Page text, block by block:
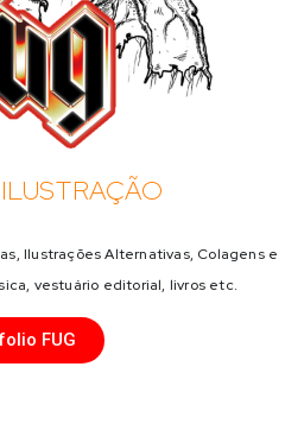
Ilustrações Alternativas, Colagens e
vestuário editorial, livros etc.
FUG